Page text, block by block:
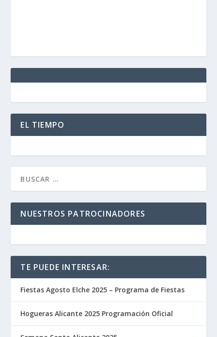
EL TIEMPO
NUESTROS PATROCINADORES
TE PUEDE INTERESAR:
Fiestas Agosto Elche 2025 – Programa de Fiestas
Hogueras Alicante 2025 Programación Oficial